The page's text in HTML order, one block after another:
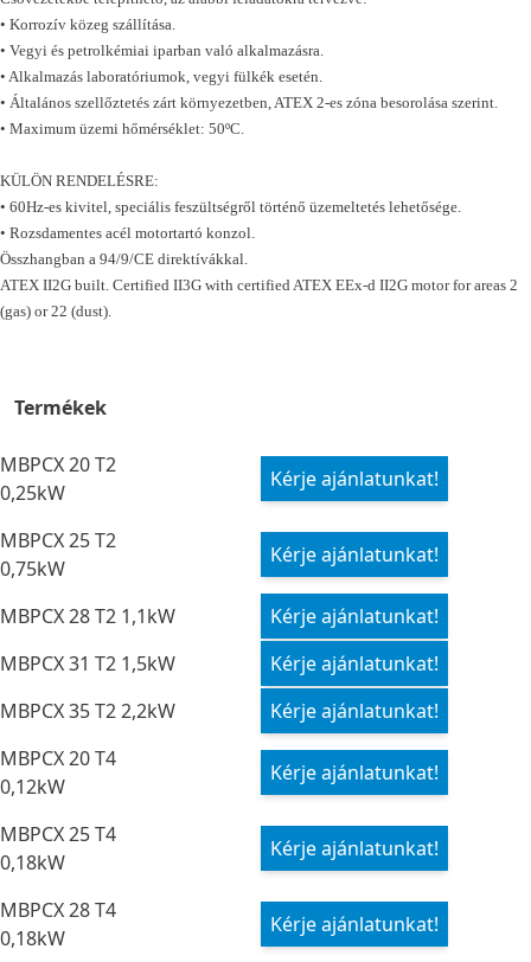
• Korrozív közeg szállítása.
• Vegyi és petrolkémiai iparban való alkalmazásra.
• Alkalmazás laboratóriumok, vegyi fülkék esetén.
• Általános szellőztetés zárt környezetben, ATEX 2-es zóna besorolása szerint.
• Maximum üzemi hőmérséklet: 50ºC.
KÜLÖN RENDELÉSRE:
• 60Hz-es kivitel, speciális feszültségről történő üzemeltetés lehetősége.
• Rozsdamentes acél motortartó konzol.
Összhangban a 94/9/CE direktívákkal.
ATEX II2G built. Certified II3G with certified ATEX EEx-d II2G motor for areas 2
(gas) or 22 (dust).
Termékek
MBPCX 20 T2
0,25kW
Kérje ajánlatunkat!
MBPCX 25 T2
0,75kW
Kérje ajánlatunkat!
MBPCX 28 T2 1,1kW
Kérje ajánlatunkat!
MBPCX 31 T2 1,5kW
Kérje ajánlatunkat!
MBPCX 35 T2 2,2kW
Kérje ajánlatunkat!
MBPCX 20 T4
0,12kW
Kérje ajánlatunkat!
MBPCX 25 T4
0,18kW
Kérje ajánlatunkat!
MBPCX 28 T4
0,18kW
Kérje ajánlatunkat!